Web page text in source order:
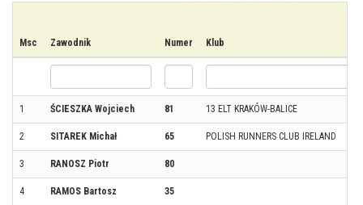
Msc Zawodnik Numer Klub
1 ŚCIESZKA Wojciech 81 13 ELT KRAKÓW-BALICE
2 SITAREK Michał 65 POLISH RUNNERS CLUB IRELAND
3 RANOSZ Piotr 80
4 RAMOS Bartosz 35